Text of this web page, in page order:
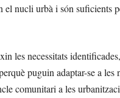
nucli urbà i són suficients
les necessitats
puguin adaptar-se a les
comunitari a les